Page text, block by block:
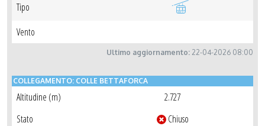
Tipo
Vento
Ultimo aggiornamento: 22-04-2026 08:00
COLLEGAMENTO: COLLE BETTAFORCA
Altitudine (m)
2.727
Stato
Chiuso